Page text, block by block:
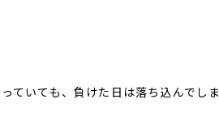
ていても、負けた日は落ち込んでしま